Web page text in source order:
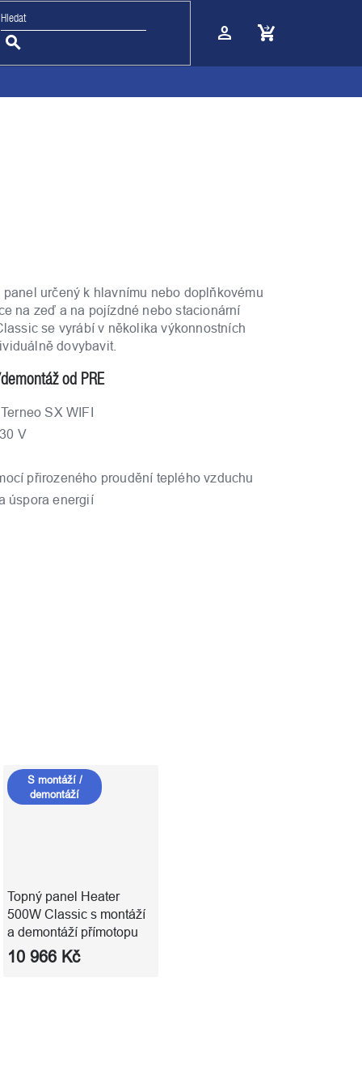
Nákupní
určený k hlavnímu nebo doplňkovému
na zeď a na pojízdné nebo stacionární
se vyrábí v několika výkonnostních
dovybavit.
od PRE
SX WIFI
V
přirozeného proudění teplého vzduchu
úspora energií
S montáží /
demontáží
Topný panel Heater
500W Classic s montáží
a demontáží přímotopu
10 966 Kč